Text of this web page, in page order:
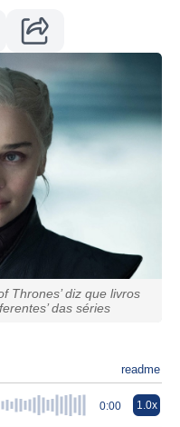
Thrones’ diz que livros
das séries
readme
0:00 1.0x